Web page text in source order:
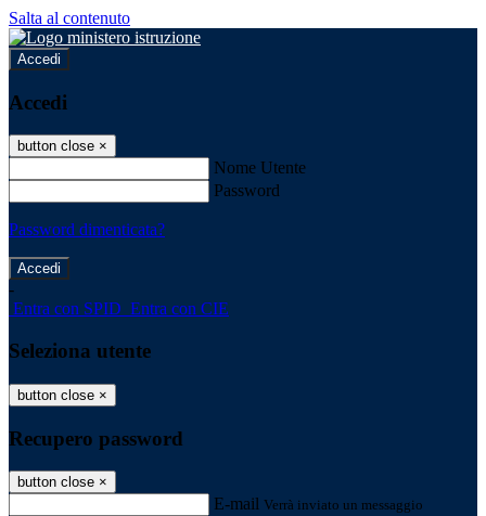
Salta al contenuto
Accedi
Accedi
button close ×
Nome Utente
Password
Password dimenticata?
-
Entra con SPID Entra con CIE
Seleziona utente
button close ×
Recupero password
button close ×
E-mail Verrà inviato un messaggio